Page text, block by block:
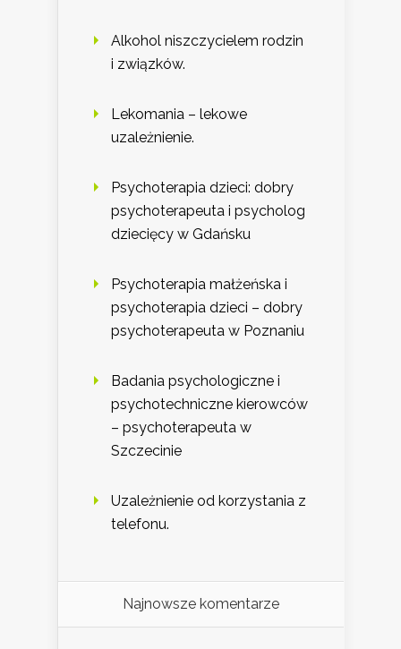
Alkohol niszczycielem rodzin
i związków.
Lekomania – lekowe
uzależnienie.
Psychoterapia dzieci: dobry
psychoterapeuta i psycholog
dziecięcy w Gdańsku
Psychoterapia małżeńska i
psychoterapia dzieci – dobry
psychoterapeuta w Poznaniu
Badania psychologiczne i
psychotechniczne kierowców
– psychoterapeuta w
Szczecinie
Uzależnienie od korzystania z
telefonu.
Najnowsze komentarze